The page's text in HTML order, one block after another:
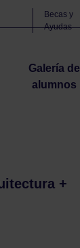
Galería de
alumnos
Becas y
Ayudas
+